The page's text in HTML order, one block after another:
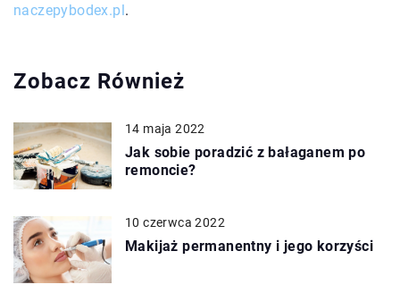
naczepybodex.pl.
Zobacz Również
14 maja 2022
Jak sobie poradzić z bałaganem po
remoncie?
10 czerwca 2022
Makijaż permanentny i jego korzyści